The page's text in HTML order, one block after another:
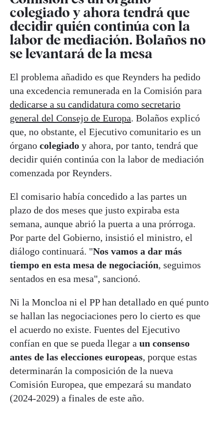
colegiado y ahora tendrá que
decidir quién continúa con la
labor de mediación. Bolaños no
se levantará de la mesa
El problema añadido es que Reynders ha pedido
una excedencia remunerada en la Comisión para
dedicarse a su candidatura como secretario
general del Consejo de Europa. Bolaños explicó
que, no obstante, el Ejecutivo comunitario es un
órgano colegiado y ahora, por tanto, tendrá que
decidir quién continúa con la labor de mediación
comenzada por Reynders.
El comisario había concedido a las partes un
plazo de dos meses que justo expiraba esta
semana, aunque abrió la puerta a una prórroga.
Por parte del Gobierno, insistió el ministro, el
diálogo continuará. "Nos vamos a dar más
tiempo en esta mesa de negociación, seguimos
sentados en esa mesa", sancionó.
Ni la Moncloa ni el PP han detallado en qué punto
se hallan las negociaciones pero lo cierto es que
el acuerdo no existe. Fuentes del Ejecutivo
confían en que se pueda llegar a un consenso
antes de las elecciones europeas, porque estas
determinarán la composición de la nueva
Comisión Europea, que empezará su mandato
(2024-2029) a finales de este año.